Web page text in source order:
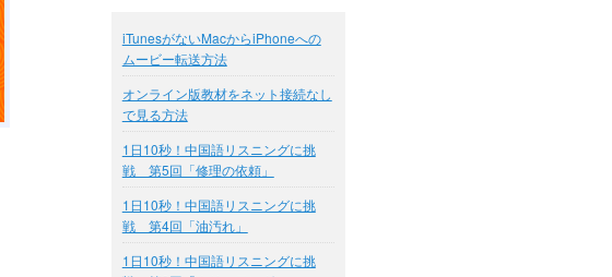
iTunesがないMacからiPhoneへの
ムービー転送方法
オンライン版教材をネット接続なし
で見る方法
1日10秒！中国語リスニングに挑
戦 第5回「修理の依頼」
1日10秒！中国語リスニングに挑
戦 第4回「油汚れ」
1日10秒！中国語リスニングに挑